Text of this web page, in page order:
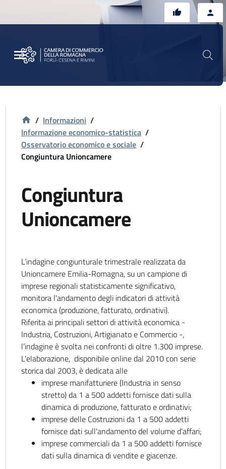
/ Informazioni /
Informazione economico-statistica /
Osservatorio economico e sociale /
Congiuntura Unioncamere
Congiuntura
Unioncamere
L’indagine congiunturale trimestrale realizzata da
Unioncamere Emilia-Romagna, su un campione di
imprese regionali statisticamente significativo,
monitora l'andamento degli indicatori di attività
economica (produzione, fatturato, ordinativi).
Riferita ai principali settori di attività economica -
Industria, Costruzioni, Artigianato e Commercio -,
l’indagine è svolta nei confronti di oltre 1.300 imprese.
L'elaborazione, disponibile online dal 2010 con serie
storica dal 2003, è dedicata alle
imprese manifatturiere (Industria in senso
stretto) da 1 a 500 addetti fornisce dati sulla
dinamica di produzione, fatturato e ordinativi;
imprese delle Costruzioni da 1 a 500 addetti
fornisce dati sull'andamento del volume d'affari;
imprese commerciali da 1 a 500 addetti fornisce
dati sulla dinamica di vendite e giacenze.